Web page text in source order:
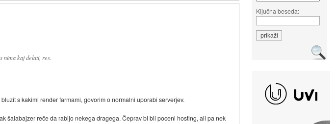
Ključna beseda:
nima kaj delati, res.
s kakimi render farmami, govorim o normalni uporabi serverjev.
šalabajzer reče da rabijo nekega dragega. Čeprav bi bil poceni hosting, ali pa nek